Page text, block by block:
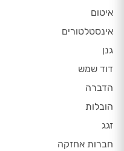
איטום
אינסטלטורים
גנן
דוד שמש
הדברה
הובלות
זגג
חברות אחזקה